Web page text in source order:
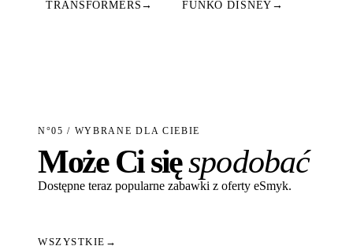
TRANSFORMERS → FUNKO DISNEY →
N°05 / WYBRANE DLA CIEBIE
Może Ci sięspodobać
Dostępne teraz popularne zabawki z oferty eSmyk.
WSZYSTKIE →